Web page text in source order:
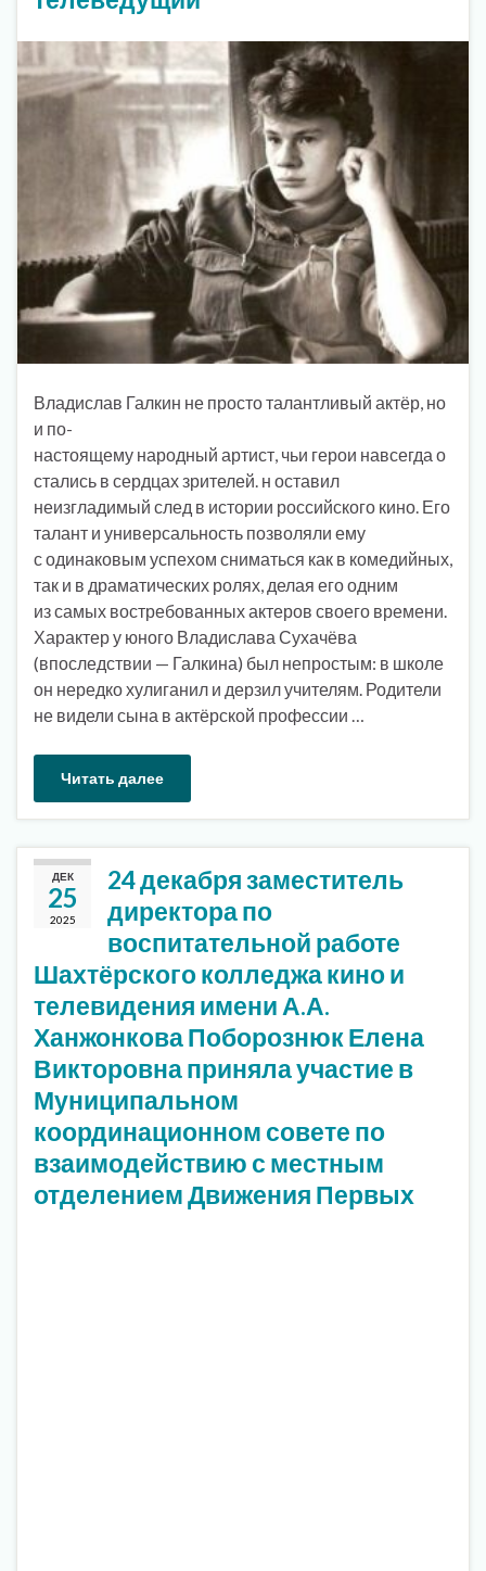
Владислав Галкин не просто талантливый актёр, но
и по-
настоящему народный артист, чьи герои навсегда о
стались в сердцах зрителей. н оставил
неизгладимый след в истории российского кино. Его
талант и универсальность позволяли ему
с одинаковым успехом сниматься как в комедийных,
так и в драматических ролях, делая его одним
из самых востребованных актеров своего времени.
Характер у юного Владислава Сухачёва
(впоследствии — Галкина) был непростым: в школе
он нередко хулиганил и дерзил учителям. Родители
не видели сына в актёрской профессии …
Читать далее
ДЕК
25
2025
24 декабря заместитель
директора по
воспитательной работе
Шахтёрского колледжа кино и
телевидения имени А.А.
Ханжонкова Поборознюк Елена
Викторовна приняла участие в
Муниципальном
координационном совете по
взаимодействию с местным
отделением Движения Первых